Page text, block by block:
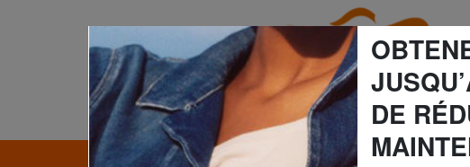
GUESS & PIQUADRO -30% | -40% | -50%
DE